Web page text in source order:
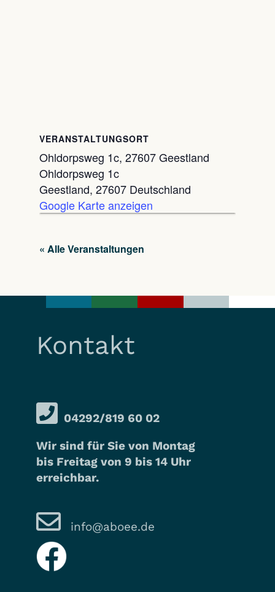
VERANSTALTUNGSORT
Ohldorpsweg 1c, 27607 Geestland
Ohldorpsweg 1c
Geestland, 27607 Deutschland
Google Karte anzeigen
« Alle Veranstaltungen
Kontakt
04292/819 60 02
Wir sind für Sie von Montag
bis Freitag von 9 bis 14 Uhr
erreichbar.
info@aboee.de